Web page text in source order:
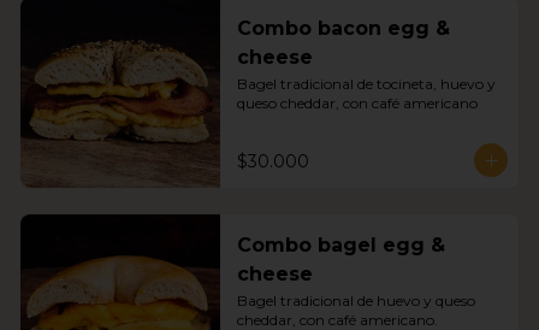
Combo bacon egg &
cheese
Bagel tradicional de tocineta, huevo y
queso cheddar, con café americano
$30.000
Combo bagel egg &
cheese
Bagel tradicional de huevo y queso
cheddar, con café americano.